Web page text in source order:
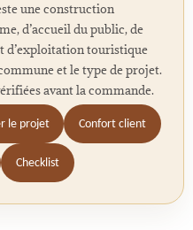
une construction
d’accueil du public, de
d’exploitation touristique
et le type de projet.
avant la commande.
le projet Confort client
Checklist